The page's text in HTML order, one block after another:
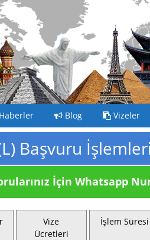
Blog Vizeler
Başvuru İşlemleri
İçin Whatsapp
Vize
Ücretleri
İşlem Süresi